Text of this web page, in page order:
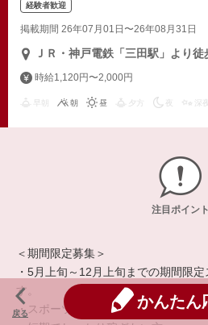
経験者歓迎
掲載期間 26年07月01日〜26年08月31日
ＪＲ・神戸電鉄「三田駅」より徒
時給1,120円〜2,000円
朝 昼 夕方 夜 深夜
注目ポイント
＜期間限定募集＞
・5月上旬～12月上旬までの期間限
す。
・スポーツが好きな方
戻る
かんたん